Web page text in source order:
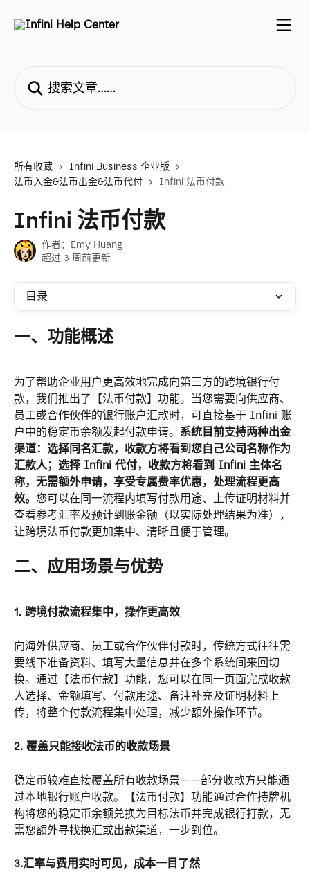
所有收藏
Infini Business 企业版
法币入金&法币出金&法币代付
Infini 法币付款
Infini 法币付款
作者： Emy Huang
超过 3 周前更新
目录
一、功能概述
为了帮助企业用户更高效地完成向第三方的跨境银行付
款，我们推出了【法币付款】功能。当您需要向供应商、
员工或合作伙伴的银行账户汇款时，可直接基于 Infini 账
户中的稳定币余额发起付款申请。 系统目前支持两种出金
渠道：选择同名汇款，收款方将看到您自己公司名称作为
汇款人；选择 Infini 代付，收款方将看到 Infini 主体名
称，无需额外申请，享受专属费率优惠，处理流程更高
效。 您可以在同一流程内填写付款用途、上传证明材料并
查看参考汇率及预计到账金额（以实际处理结果为准），
让跨境法币付款更加集中、清晰且便于管理。
二、应用场景与优势
1. 跨境付款流程集中，操作更高效
向海外供应商、员工或合作伙伴付款时，传统方式往往需
要线下准备资料、填写大量信息并在多个系统间来回切
换。通过【法币付款】功能，您可以在同一页面完成收款
人选择、金额填写、付款用途、备注补充及证明材料上
传，将整个付款流程集中处理，减少额外操作环节。
2. 覆盖只能接收法币的收款场景
稳定币较难直接覆盖所有收款场景——部分收款方只能通
过本地银行账户收款。【法币付款】功能通过合作持牌机
构将您的稳定币余额兑换为目标法币并完成银行打款，无
需您额外寻找换汇或出款渠道，一步到位。
3.汇率与费用实时可见，成本一目了然